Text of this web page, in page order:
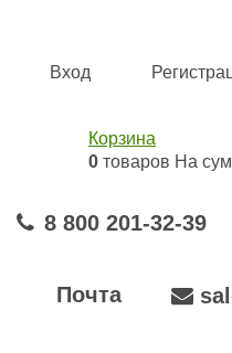
Вход
Корзина
0 товаров На
8 800 201-32-39
Почта